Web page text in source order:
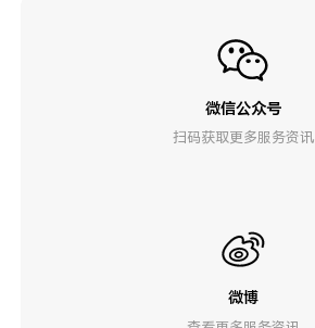
微信公众号
扫码获取更多服务资讯
微博